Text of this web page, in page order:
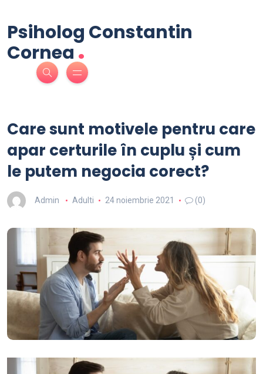
Psiholog Constantin
Cornea.
Care sunt motivele pentru care
apar certurile în cuplu și cum
le putem negocia corect?
Admin Adulti 24 noiembrie 2021 (0)